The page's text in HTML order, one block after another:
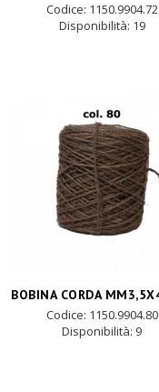
Codice: 1150.9904.72
Disponibilità: 19
Codice: 1150.9904.80
Disponibilità: 9